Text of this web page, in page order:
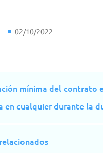
02/10/2022
mínima del contrato
en cualquier durante la